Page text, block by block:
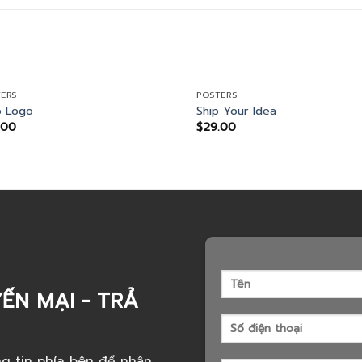
Logo
POSTERS
Ship Your Idea
$29.00
MẠI - TRẢ